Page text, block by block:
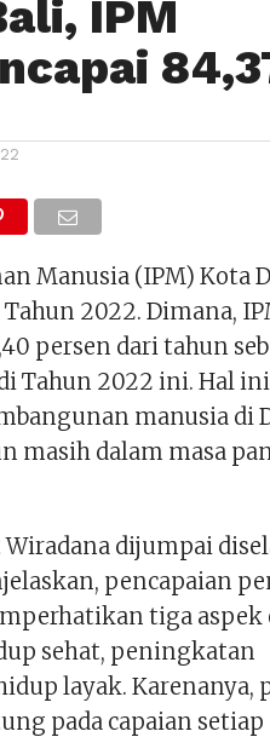
IPM
Manusia (IPM) Kota
2022. Dimana,
persen dari tahun
Tahun 2022 ini. Hal ini
manusia di
masih dalam masa
Wiradana dijumpai
pencapaian
tiga aspek
sehat, peningkatan
layak.
pada capaian setiap